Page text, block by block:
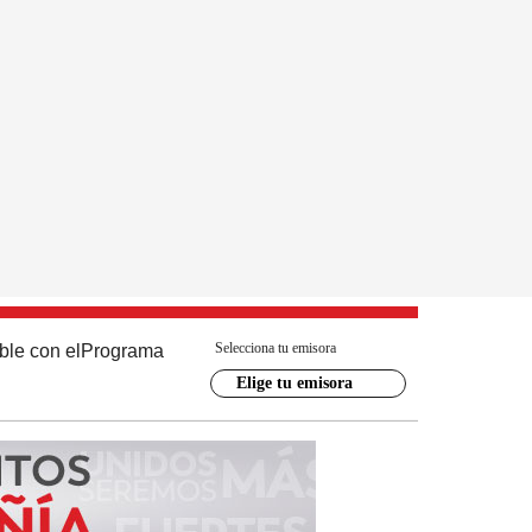
con el Programa Selecciona tu emisora
Elige tu emisora